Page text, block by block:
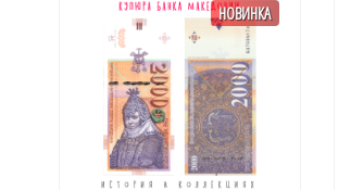
НОВИНКА